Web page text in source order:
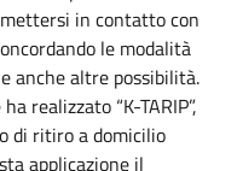
in contatto con
le modalità
anche altre possibilità.
realizzato “K-TARIP”,
di ritiro a domicilio
applicazione il